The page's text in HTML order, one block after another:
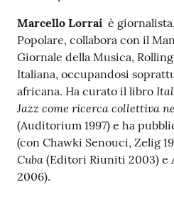
Seguici
su
Marcello Lorrai è
Popolare, collabora con il
Giornale della Musica,
Italiana, occupandosi
africana. Ha curato il libro
Jazz come ricerca collettiva
(Auditorium 1997) e ha
(con Chawki Senouci, Zelig
Cuba (Editori Riuniti 2003) e
2006).